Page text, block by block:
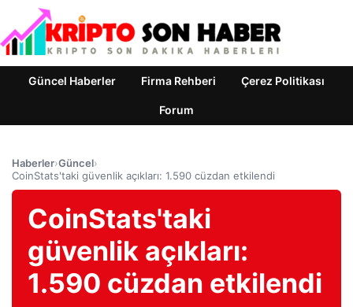
Güncel Haberler Firma Rehberi Çerez Politikası
Forum
Haberler›Güncel›
CoinStats'taki güvenlik açıkları: 1.590 cüzdan etkilendi
CoinStats'taki
güvenlik açıkları:
1.590 cüzdan etkilendi